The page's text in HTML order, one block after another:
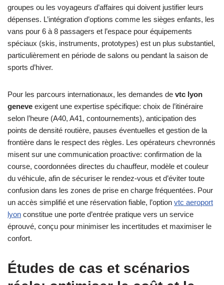
groupes ou les voyageurs d’affaires qui doivent justifier leurs
dépenses. L’intégration d’options comme les sièges enfants, les
vans pour 6 à 8 passagers et l’espace pour équipements
spéciaux (skis, instruments, prototypes) est un plus substantiel,
particulièrement en période de salons ou pendant la saison de
sports d’hiver.
Pour les parcours internationaux, les demandes de vtc lyon
geneve exigent une expertise spécifique: choix de l’itinéraire
selon l’heure (A40, A41, contournements), anticipation des
points de densité routière, pauses éventuelles et gestion de la
frontière dans le respect des règles. Les opérateurs chevronnés
misent sur une communication proactive: confirmation de la
course, coordonnées directes du chauffeur, modèle et couleur
du véhicule, afin de sécuriser le rendez-vous et d’éviter toute
confusion dans les zones de prise en charge fréquentées. Pour
un accès simplifié et une réservation fiable, l’option vtc aeroport
lyon constitue une porte d’entrée pratique vers un service
éprouvé, conçu pour minimiser les incertitudes et maximiser le
confort.
Études de cas et scénarios